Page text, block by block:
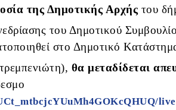
της Δημοτικής Αρχής του
του Δημοτικού
στο Δημοτικό
θα μεταδίδεται
live